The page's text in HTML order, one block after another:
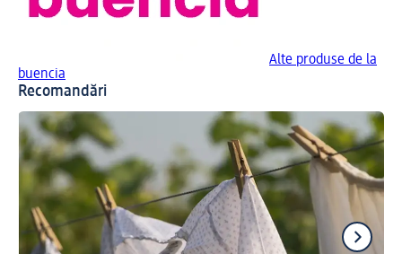
Alte produse de la
buencia
Recomandări